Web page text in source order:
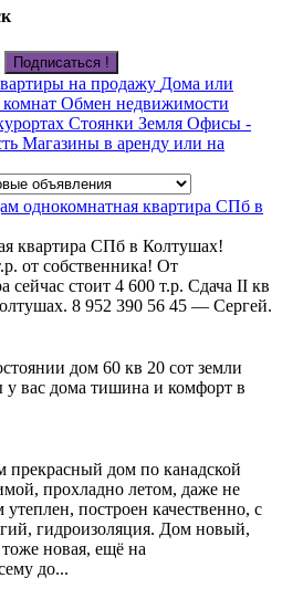
Подписаться !
на продажу Дома или
Обмен недвижимости
Стоянки Земля Офисы -
Магазины в аренду или на
однокомнатная квартира СПб в
квартира СПб в Колтушах!
от собственника! От
сейчас стоит 4 600 т.р. Сдача II кв
8 952 390 56 45 — Сергей.
дом 60 кв 20 сот земли
у вас дома тишина и комфорт в
прекрасный дом по канадской
прохладно летом, даже не
построен качественно, с
гидроизоляция. Дом новый,
новая, ещё на
до...